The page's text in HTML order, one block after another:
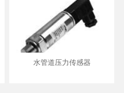
水管道压力传感器